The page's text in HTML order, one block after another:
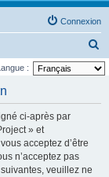
Connexion
e
:
ci-après par
» et
acceptez d’être
n’acceptez pas
veuillez ne